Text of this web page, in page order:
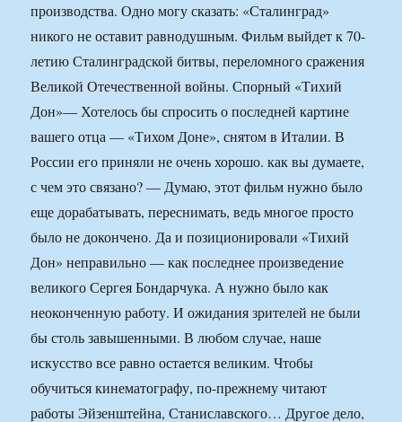
производства. Одно могу сказать: «Сталинград»
никого не оставит равнодушным. Фильм выйдет к 70-
летию Сталинградской битвы, переломного сражения
Великой Отечественной войны. Спорный «Тихий
Дон»— Хотелось бы спросить о последней картине
вашего отца — «Тихом Доне», снятом в Италии. В
России его приняли не очень хорошо. как вы думаете,
с чем это связано? — Думаю, этот фильм нужно было
еще дорабатывать, переснимать, ведь многое просто
было не докончено. Да и позиционировали «Тихий
Дон» неправильно — как последнее произведение
великого Сергея Бондарчука. А нужно было как
неоконченную работу. И ожидания зрителей не были
бы столь завышенными. В любом случае, наше
искусство все равно остается великим. Чтобы
обучиться кинематографу, по-прежнему читают
работы Эйзенштейна, Станиславского… Другое дело,